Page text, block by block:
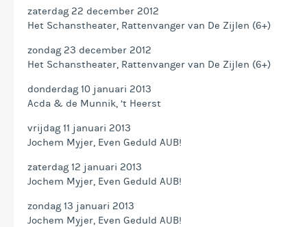
zaterdag 22 december 2012
Het Schanstheater, Rattenvanger van De Zijlen (6+)
zondag 23 december 2012
Het Schanstheater, Rattenvanger van De Zijlen (6+)
donderdag 10 januari 2013
Acda & de Munnik, ’t Heerst
vrijdag 11 januari 2013
Jochem Myjer, Even Geduld AUB!
zaterdag 12 januari 2013
Jochem Myjer, Even Geduld AUB!
zondag 13 januari 2013
Jochem Myjer, Even Geduld AUB!